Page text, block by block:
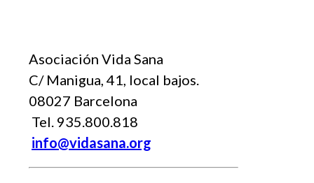
Asociación Vida Sana
C/ Manigua, 41, local bajos.
08027 Barcelona
Tel. 935.800.818
info@vidasana.org